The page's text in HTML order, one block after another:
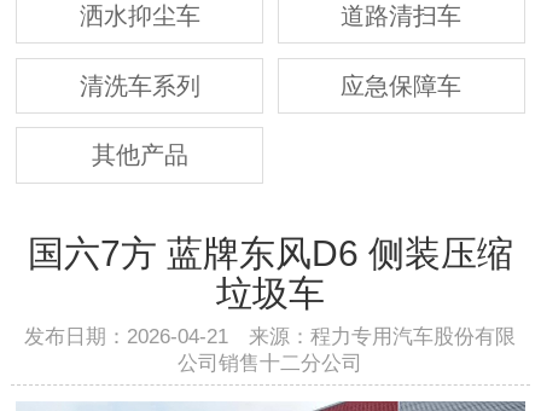
洒水抑尘车 道路清扫车
清洗车系列 应急保障车
其他产品
国六7方 蓝牌东风D6 侧装压缩
垃圾车
发布日期：2026-04-21 来源：程力专用汽车股份有限
公司销售十二分公司